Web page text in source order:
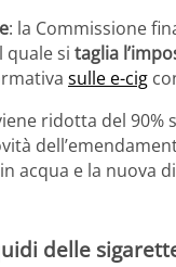
: la Commissione
quale si taglia
sulle e-cig
ridotta del 90%
acqua e la nuova
delle